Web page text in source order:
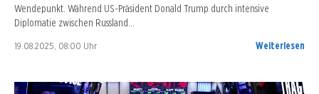
Wendepunkt. Während US-Präsident Donald Trump durch intensive
Diplomatie zwischen Russland…
19.08.2025, 08:00 Uhr Weiterlesen